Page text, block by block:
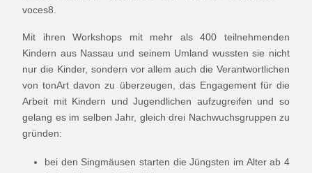
voces8.
Mit ihren Workshops mit mehr als 400 teilnehmenden
Kindern aus Nassau und seinem Umland wussten sie nicht
nur die Kinder, sondern vor allem auch die Verantwortlichen
von tonArt davon zu überzeugen, das Engagement für die
Arbeit mit Kindern und Jugendlichen aufzugreifen und so
gelang es im selben Jahr, gleich drei Nachwuchsgruppen zu
gründen:
bei den Singmäusen starten die Jüngsten im Alter ab 4